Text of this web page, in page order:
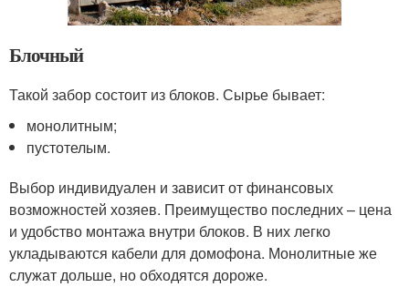
Блочный
Такой забор состоит из блоков. Сырье бывает:
монолитным;
пустотелым.
Выбор индивидуален и зависит от финансовых
возможностей хозяев. Преимущество последних – цена
и удобство монтажа внутри блоков. В них легко
укладываются кабели для домофона. Монолитные же
служат дольше, но обходятся дороже.